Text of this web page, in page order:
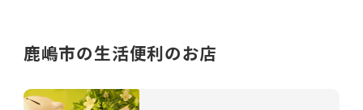
鹿嶋市の生活便利のお店